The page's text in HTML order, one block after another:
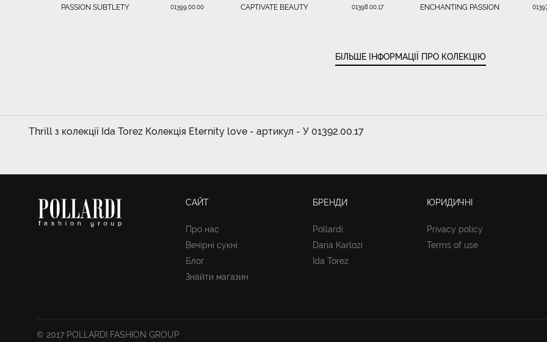
PASSION SUBTLETY 01399.00.00 CAPTIVATE BEAUTY 01398.00.17 ENCHANTING PASSION
БІЛЬШЕ ІНФОРМАЦІЇ ПРО КОЛЕКЦІЮ
Thrill з колекції Ida Torez Колекція Eternity love - артикул - У 01392.00.17
САЙТ
Про нас
Вечірні сукні
Блог
Знайти магазин
БРЕНДИ
Pollardi
Daria Karlozi
Ida Torez
ЮРИДИЧНІ
Privacy policy
Terms of use
© 2017 POLLARDI FASHION GROUP